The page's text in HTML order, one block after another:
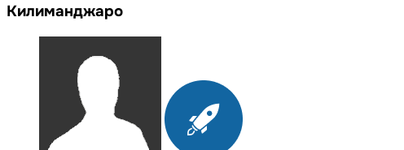
Килиманджаро